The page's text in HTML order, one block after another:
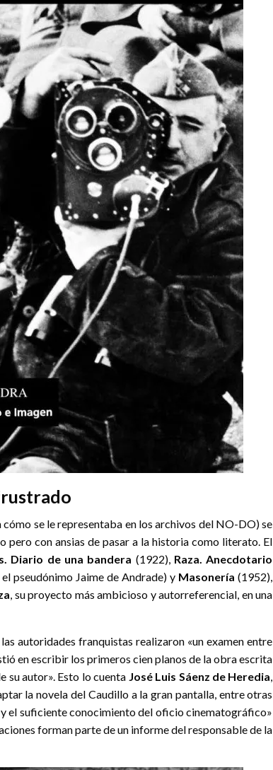
se le representaba en los archivos del NO-DO) se
con ansias de pasar a la historia como literato. El
Diario de una bandera (1922), Raza. Anecdotario
pseudónimo Jaime de Andrade) y Masonería (1952),
, su proyecto más ambicioso y autorreferencial, en una
autoridades franquistas realizaron «un examen entre
en escribir los primeros cien planos de la obra escrita
su autor». Esto lo cuenta José Luis Sáenz de Heredia,
la novela del Caudillo a la gran pantalla, entre otras
el suficiente conocimiento del oficio cinematográfico»
forman parte de un informe del responsable de la